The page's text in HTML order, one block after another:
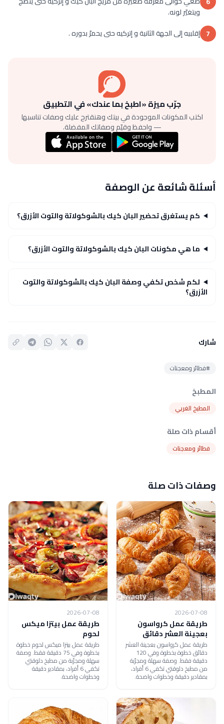
ويتغيّر لونه.
7 إقلبيه إلى الجهة الثانية و إتركيه حتى يحمرّ بدوره .
جرّب ميزة «اطبخ بما عندك» في التطبيق
اكتب المكونات الموجودة في بيتك وهنقترح عليك وصفات تناسبها
— واحفظ وقيّم وصفاتك المفضلة.
أسئلة شائعة عن الوصفة
كم يستغرق تحضير البان كيك بالشوكولاتة والتوت الأزرق؟
ما هي مكونات البان كيك بالشوكولاتة والتوت الأزرق؟
لكم شخص تكفي وصفة البان كيك بالشوكولاتة والتوت
الأزرق؟
شارك
#فطائر ومعجنات
المطبخ
المطبخ الغربي
أقسام ذات صلة
فطائر ومعجنات
وصفات ذات صلة
2026-07-08
طريقة عمل كرواسون
بعجينة العشر دقائق
طريقة عمل كرواسون بعجينة العشر
دقائق خطوة بخطوة وفي 120
دقيقة فقط. وصفة سهلة ومجرّبة
من مطبخ دلوقتي تكفي 6 أفراد،
بمقادير دقيقة وخطوات واضحة.
2026-07-08
طريقة عمل بيتزا ميكس
لحوم
طريقة عمل بيتزا ميكس لحوم خطوة
بخطوة وفي 75 دقيقة فقط. وصفة
سهلة ومجرّبة من مطبخ دلوقتي
تكفي 6 أفراد، بمقادير دقيقة
وخطوات واضحة.